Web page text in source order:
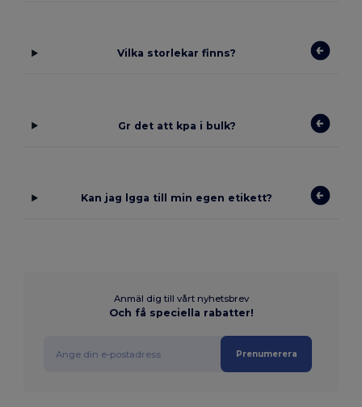
Vilka storlekar finns?
Gr det att kpa i bulk?
Kan jag lgga till min egen etikett?
Anmäl dig till vårt nyhetsbrev
Och få speciella rabatter!
Prenumerera